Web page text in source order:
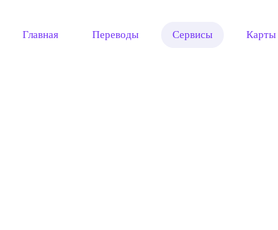
Главная Переводы Сервисы Карты